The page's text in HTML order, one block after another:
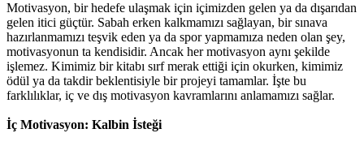
Motivasyon, bir hedefe ulaşmak için içimizden gelen ya da dışarıdan
gelen itici güçtür. Sabah erken kalkmamızı sağlayan, bir sınava
hazırlanmamızı teşvik eden ya da spor yapmamıza neden olan şey,
motivasyonun ta kendisidir. Ancak her motivasyon aynı şekilde
işlemez. Kimimiz bir kitabı sırf merak ettiği için okurken, kimimiz
ödül ya da takdir beklentisiyle bir projeyi tamamlar. İşte bu
farklılıklar, iç ve dış motivasyon kavramlarını anlamamızı sağlar.
İç Motivasyon: Kalbin İsteği